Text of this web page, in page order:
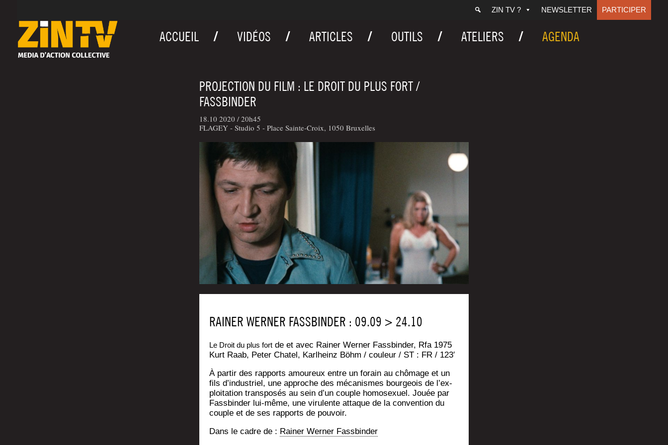
ZIN TV ? NEWSLETTER PARTICIPER
ACCUEIL VIDÉOS ARTICLES OUTILS ATELIERS AGENDA
PROJECTION DU FILM : LE DROIT DU PLUS FORT /
FASSBINDER
18.10 2020 / 20h45
FLAGEY - Studio 5 - Place Sainte-Croix, 1050 Bruxelles
RAINER WERNER FASSBINDER : 09.09 > 24.10
Le Droit du plus fort de et avec Rai­ner Wer­ner Fass­bin­der, Rfa 1975
Kurt Raab, Peter Cha­tel, Karl­heinz Böhm / cou­leur / ST : FR / 123′
À par­tir des rap­ports amou­reux entre un forain au chô­mage et un
fils d’in­dus­triel, une approche des méca­nismes bour­geois de l’ex­
ploi­ta­tion trans­po­sés au sein d’un couple homo­sexuel. Jouée par
Fass­bin­der lui-même, une viru­lente attaque de la conven­tion du
couple et de ses rap­ports de pouvoir.
Dans le cadre de : Rai­ner Wer­ner Fassbinder